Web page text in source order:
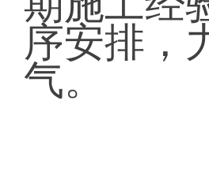
序安排，
气。